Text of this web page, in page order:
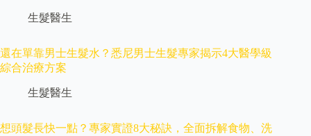
生髮醫生
還在單靠男士生髮水？悉尼男士生髮專家揭示4大醫學級
綜合治療方案
生髮醫生
想頭髮長快一點？專家實證8大秘訣，全面拆解食物、洗